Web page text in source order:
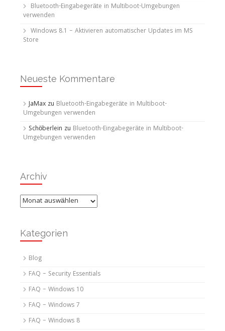
Bluetooth-Eingabegeräte in Multiboot-Umgebungen
verwenden
Windows 8.1 – Aktivieren automatischer Updates im MS
Store
Neueste Kommentare
JaMax zu Bluetooth-Eingabegeräte in Multiboot-
Umgebungen verwenden
Schöberlein zu Bluetooth-Eingabegeräte in Multiboot-
Umgebungen verwenden
Archiv
Archiv
Kategorien
Blog
FAQ – Security Essentials
FAQ – Windows 10
FAQ – Windows 7
FAQ – Windows 8